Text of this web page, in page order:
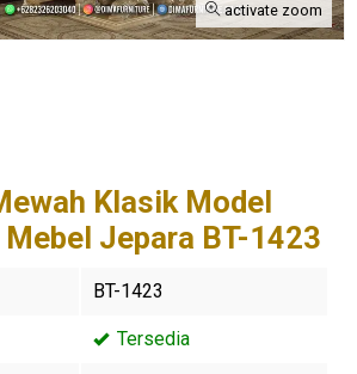
activate zoom
Klasik Model
Jepara BT-1423
BT-1423
Tersedia